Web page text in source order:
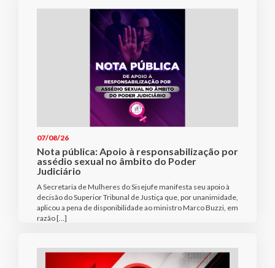
07/08/26
Nota pública: Apoio à responsabilização por
assédio sexual no âmbito do Poder
Judiciário
A Secretaria de Mulheres do Sisejufe manifesta seu apoio à
decisão do Superior Tribunal de Justiça que, por unanimidade,
aplicou a pena de disponibilidade ao ministro Marco Buzzi, em
razão […]